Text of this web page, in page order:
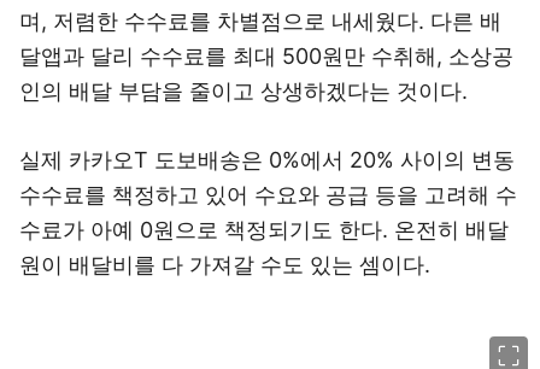
며, 저렴한 수수료를 차별점으로 내세웠다. 다른 배
달앱과 달리 수수료를 최대 500원만 수취해, 소상공
인의 배달 부담을 줄이고 상생하겠다는 것이다.
실제 카카오T 도보배송은 0%에서 20% 사이의 변동
수수료를 책정하고 있어 수요와 공급 등을 고려해 수
수료가 아예 0원으로 책정되기도 한다. 온전히 배달
원이 배달비를 다 가져갈 수도 있는 셈이다.